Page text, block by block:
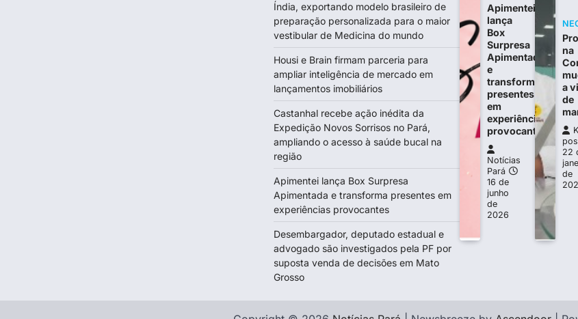
Índia, exportando modelo brasileiro de
preparação personalizada para o maior
vestibular de Medicina do mundo
Housi e Brain firmam parceria para
ampliar inteligência de mercado em
lançamentos imobiliários
Castanhal recebe ação inédita da
Expedição Novos Sorrisos no Pará,
ampliando o acesso à saúde bucal na
região
Apimentei lança Box Surpresa
Apimentada e transforma presentes em
experiências provocantes
Desembargador, deputado estadual e
advogado são investigados pela PF por
suposta venda de decisões em Mato
Grosso
Apimentei
lança
Box
Surpresa
Apimentada
e
transforma
presentes
em
experiências
provocantes
Notícias
Pará
16 de
junho
de
2026
na
a
de
22
de